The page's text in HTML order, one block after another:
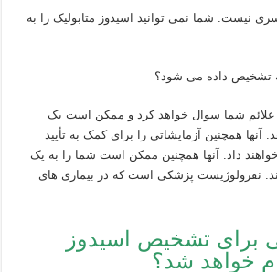
نیست. شما نمی توانید اسیدوز متابولیک را به
تشخیص داده می شود؟
شما سوال خواهد کرد و ممکن است یک
آنها همچنین آزمایشاتی را برای کمک به تأیید
داد. آنها همچنین ممکن است شما را به یک
نفرولوژیست پزشکی است که در بیماری های
برای تشخیص اسیدوز
خواهد شد؟